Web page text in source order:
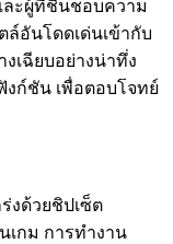
ละผู้ที่ชื่นชอบความ
ล์อันโดดเด่นเข้ากับ
เฉียบอย่างน่าทึ่ง
ก์ชัน เพื่อตอบโจทย์
งด้วยชิปเซ็ต
นเกม การทำงาน